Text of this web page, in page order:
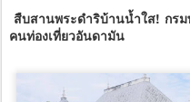
สืบสานพระดำริบ้านน้ำใส! กร
คนท่องเที่ยวอันดามัน